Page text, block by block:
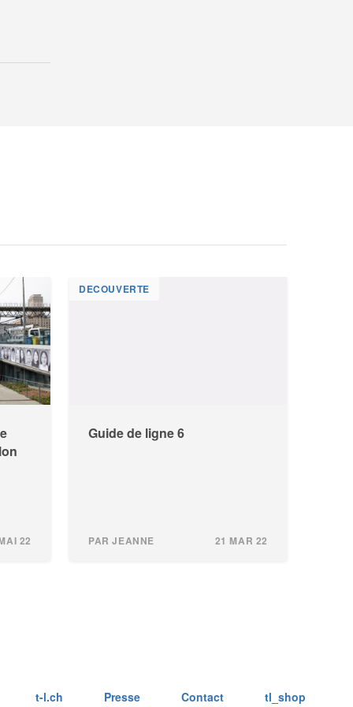
22
DECOUVERTE
Guide de ligne 6
PAR JEANNE 21 MAR 22
t-l.ch Presse Contact tl_shop